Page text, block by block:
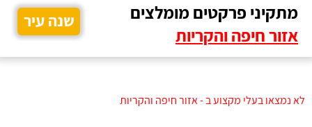
מתקיני פרקטים מומלצים
אזור חיפה והקריות
שנה עיר
לא נמצאו בעלי מקצוע ב - אזור חיפה והקריות